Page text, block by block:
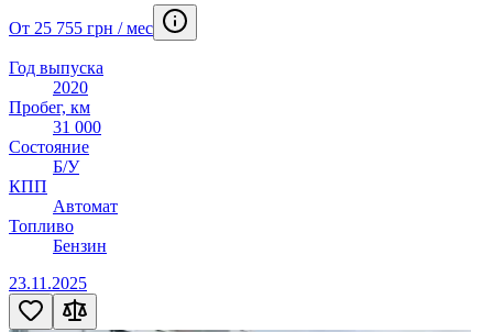
От 25 755 грн / мес
Год выпуска
2020
Пробег, км
31 000
Состояние
Б/У
КПП
Автомат
Топливо
Бензин
23.11.2025